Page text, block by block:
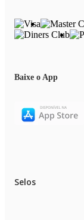
Baixe o App
Selos